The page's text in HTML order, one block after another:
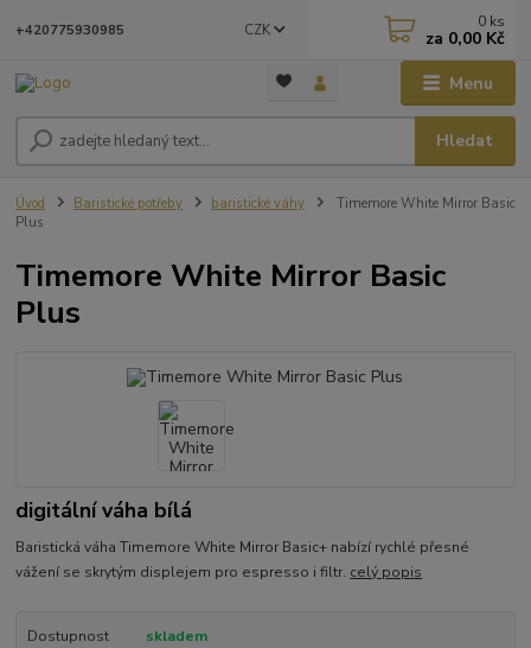
Menu
CZK
Hledat
+420775930985 0 ks
za 0,00 Kč
Úvod Baristické potřeby baristické váhy
Timemore White Mirror Basic
Plus
Timemore White Mirror Basic
Plus
digitální váha bílá
Baristická váha Timemore White Mirror Basic+ nabízí rychlé přesné
vážení se skrytým displejem pro espresso i filtr. celý popis
Dostupnost skladem